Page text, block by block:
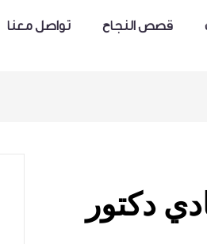
قصص النجاح
تواصل معنا
دكتور